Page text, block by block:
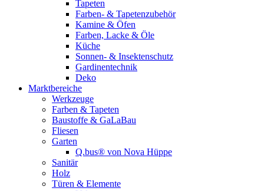
Tapeten
Farben- & Tapetenzubehör
Kamine & Öfen
Farben, Lacke & Öle
Küche
Sonnen- & Insektenschutz
Gardinentechnik
Deko
Marktbereiche
Werkzeuge
Farben & Tapeten
Baustoffe & GaLaBau
Fliesen
Garten
Q.bus® von Nova Hüppe
Sanitär
Holz
Türen & Elemente